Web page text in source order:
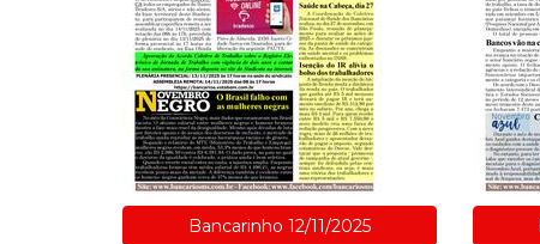
Bancarinho 12/11/2025